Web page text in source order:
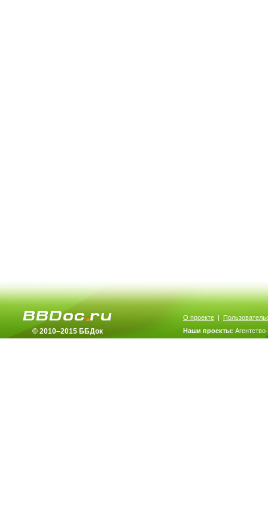
© 2010–2015 ББДок
О проекте |
Наши проекты: